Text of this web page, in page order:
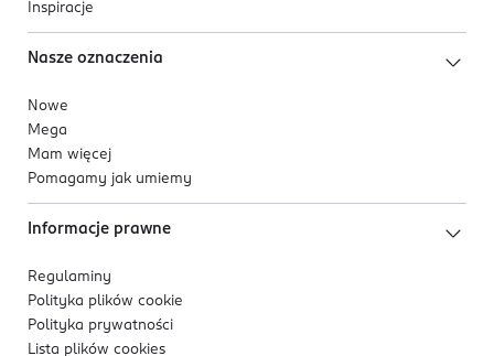
Inspiracje
Nasze oznaczenia
Nowe
Mega
Mam więcej
Pomagamy jak umiemy
Informacje prawne
Regulaminy
Polityka plików cookie
Polityka prywatności
Lista plików cookies